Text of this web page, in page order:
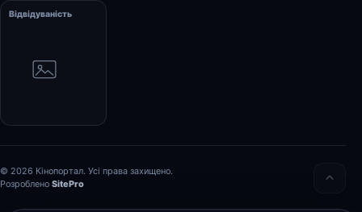
Відвідуваність
© 2026 Кінопортал. Усі права захищено.
Розроблено SitePro